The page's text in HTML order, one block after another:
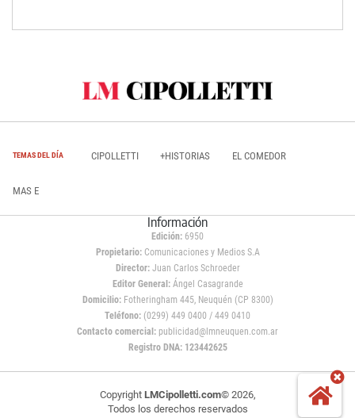
TEMAS DEL DÍA CIPOLLETTI +HISTORIAS EL COMEDOR
MAS E
Información
Edición: 6950
Propietario:Comunicaciones y Medios S.A
Director: Juan Carlos Schroeder
Editor General:Ángel Casagrande
Domicilio:Fotheringham 445, Neuquén (CP 8300)
Teléfono: (0299) 449 0400 / 449 0410
Contacto comercial: publicidad@lmneuquen.com.ar
Registro DNA: 123442625
Copyright LMCipolletti.com© 2026,
Todos los derechos reservados